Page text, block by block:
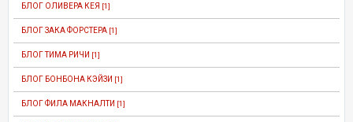
БЛОГ ОЛИВЕРА КЕЯ [1]
БЛОГ ЗАКА ФОРСТЕРА [1]
БЛОГ ТИМА РИЧИ [1]
БЛОГ БОНБОНА КЭЙЗИ [1]
БЛОГ ФИЛА МАКНАЛТИ [1]